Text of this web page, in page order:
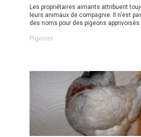
Les propriétaires aimants attribuent
leurs animaux de compagnie. Il n'est
des noms pour des pigeons
Pigeons